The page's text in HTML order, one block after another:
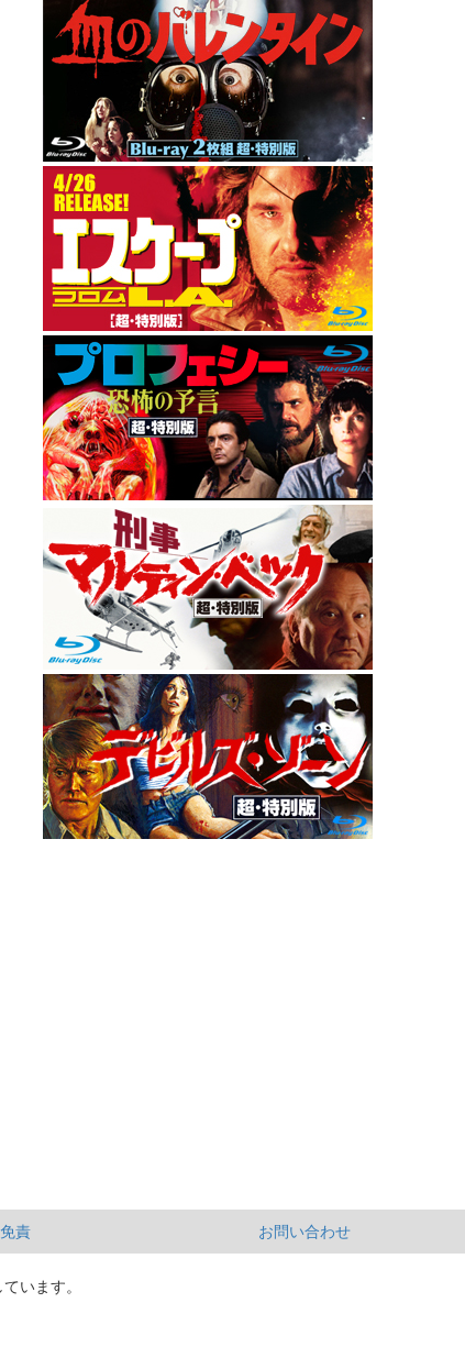
免責 お問い合わせ
います。